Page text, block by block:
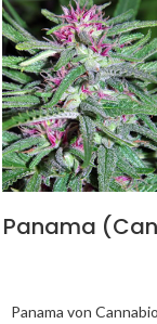
Panama
Panama von